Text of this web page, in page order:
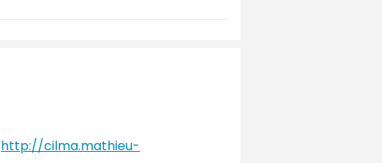
http://cilma.mathieu-